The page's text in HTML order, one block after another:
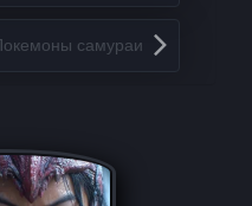
самураи